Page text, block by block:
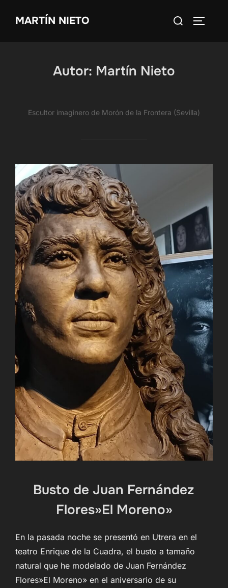
MARTÍN NIETO Buscar:
Autor: Martín Nieto
Escultor imaginero de Morón de la Frontera (Sevilla)
Busto de Juan Fernández
Flores»El Moreno»
En la pasada noche se presentó en Utrera en el
teatro Enrique de la Cuadra, el busto a tamaño
natural que he modelado de Juan Fernández
Flores»El Moreno» en el aniversario de su